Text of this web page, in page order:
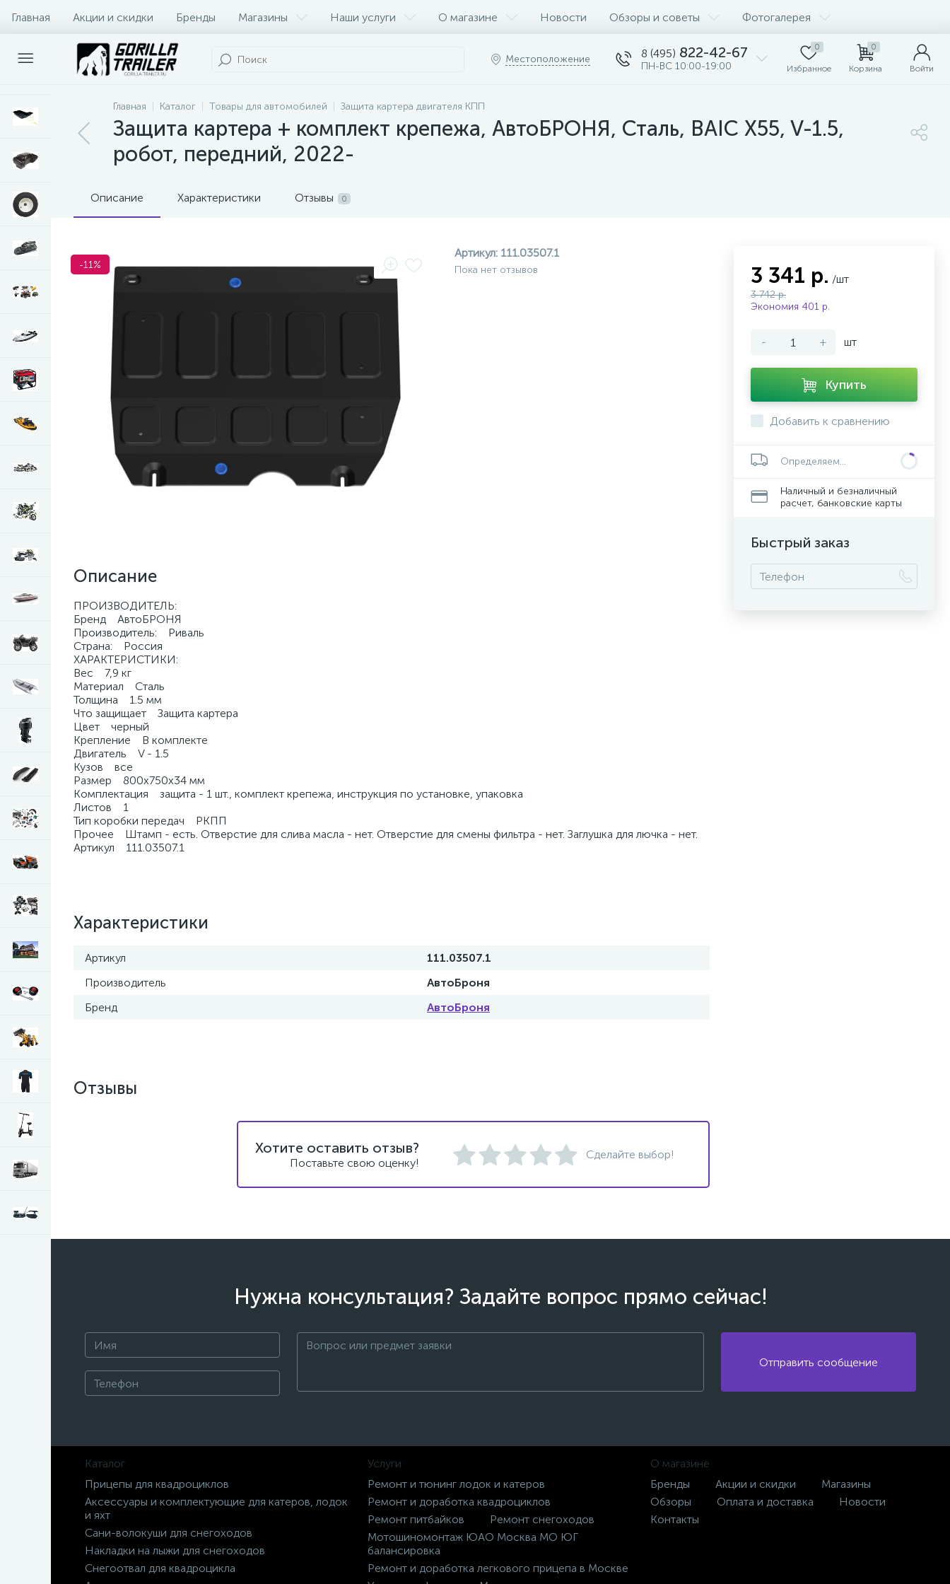
Главная Акции и скидки Бренды Магазины Наши услуги О магазине Новости Обзоры и советы Фотогалерея
Оплата и доставка Контакты
Местоположение 8 (495) 822-42-67
ПН-ВС 10:00-19:00
0
Избранное
0
Корзина Войти
Главная Каталог Товары для автомобилей Защита картера двигателя КПП
Защита картера + комплект крепежа, АвтоБРОНЯ, Сталь, BAIC X55, V-1.5,
робот, передний, 2022-
Описание Характеристики Отзывы 0
-11%
Артикул: 111.03507.1
Пока нет отзывов
Описание
ПРОИЗВОДИТЕЛЬ:
Бренд АвтоБРОНЯ
Производитель: Риваль
Страна: Россия
ХАРАКТЕРИСТИКИ:
Вес 7,9 кг
Материал Сталь
Толщина 1.5 мм
Что защищает Защита картера
Цвет черный
Крепление В комплекте
Двигатель V - 1.5
Кузов все
Размер 800х750х34 мм
Комплектация защита - 1 шт., комплект крепежа, инструкция по установке, упаковка
Листов 1
Тип коробки передач РКПП
Прочее Штамп - есть. Отверстие для слива масла - нет. Отверстие для смены фильтра - нет. Заглушка для лючка - нет.
Артикул 111.03507.1
Характеристики
Артикул
111.03507.1
Производитель
АвтоБроня
Бренд
АвтоБроня
3 341 р. /шт
3 742 р.
Экономия 401 р.
- + шт
Купить
Добавить к сравнению
Определяем...
Наличный и безналичный
расчет, банковские карты
Быстрый заказ
Отзывы
Хотите оставить отзыв?
Поставьте свою оценку!
Сделайте выбор!
Нужна консультация? Задайте вопрос прямо сейчас!
Отправить сообщение
Каталог
Прицепы для квадроциклов
Аксессуары и комплектующие для катеров, лодок
и яхт
Сани-волокуши для снегоходов
Накладки на лыжи для снегоходов
Снегоотвал для квадроцикла
Услуги
Ремонт и тюнинг лодок и катеров
Ремонт и доработка квадроциклов
Ремонт питбайков
Ремонт снегоходов
Мотошиномонтаж ЮАО Москва МО ЮГ
балансировка
Ремонт и доработка легкового прицепа в Москве
О магазине
Бренды
Акции и скидки
Магазины
Обзоры
Оплата и доставка
Новости
Контакты